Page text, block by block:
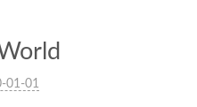
01-01